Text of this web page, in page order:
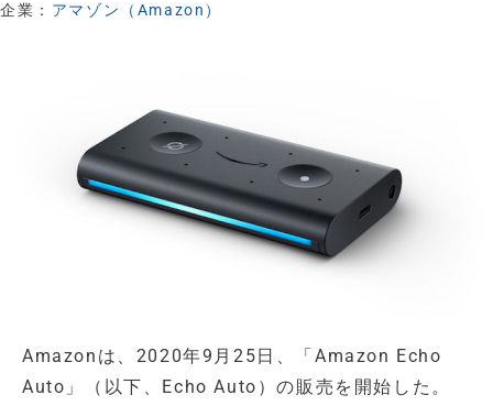
企業： アマゾン（Amazon）
Amazonは、2020年9月25日、「Amazon Echo
Auto」（以下、Echo Auto）の販売を開始した。